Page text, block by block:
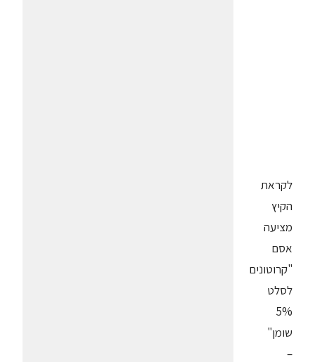
לקראת
הקיץ
מציעה
אסם
"קרוטונים
לסלט
5%
שומן"
–